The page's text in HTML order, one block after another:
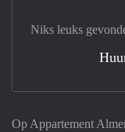
Op Appartement
Niks leuks